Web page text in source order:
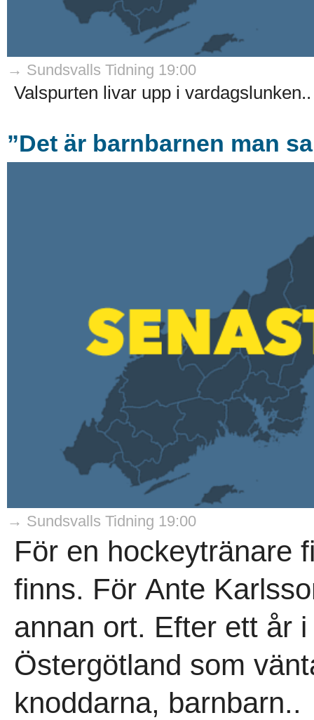
→ Sundsvalls Tidning 19:00
Valspurten livar upp i vardagslunken..
”Det är barnbarnen man
→ Sundsvalls Tidning 19:00
För en hockeytränare
finns. För Ante
annan ort. Efter ett år
Östergötland som
knoddarna, barnbarn..